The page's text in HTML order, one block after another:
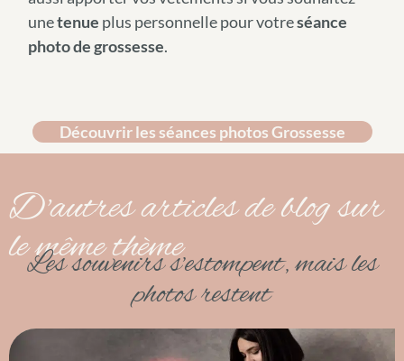
unetenue plus personnelle pour votreséance
photo de grossesse.
Découvrir les séances photos Grossesse
D'autres articles de blog sur
le même thème
Les souvenirs s’estompent, mais les
photos restent